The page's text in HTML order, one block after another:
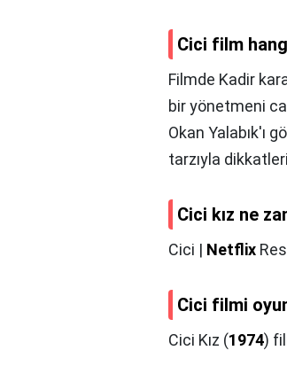
Cici film
Filmde Kadir
bir yönetmeni
Okan Yalabık'ı
tarzıyla
Cici kız ne
Cici | Netflix
Cici filmi
Cici Kız (1974)